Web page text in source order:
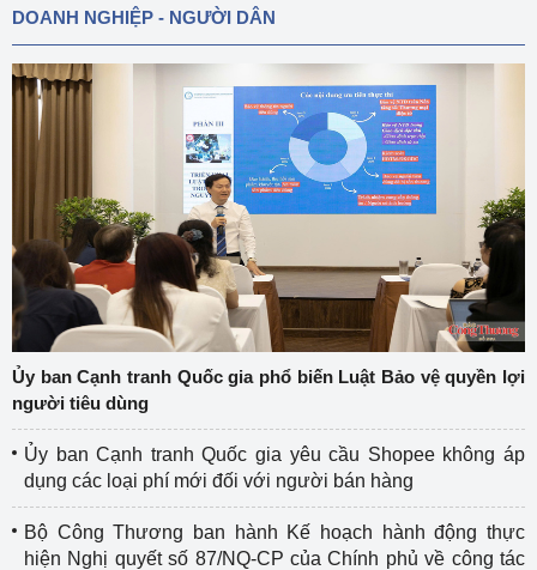
DOANH NGHIỆP - NGƯỜI DÂN
Ủy ban Cạnh tranh Quốc gia phổ biến Luật Bảo vệ quyền lợi
người tiêu dùng
Ủy ban Cạnh tranh Quốc gia yêu cầu Shopee không áp
dụng các loại phí mới đối với người bán hàng
Bộ Công Thương ban hành Kế hoạch hành động thực
hiện Nghị quyết số 87/NQ-CP của Chính phủ về công tác